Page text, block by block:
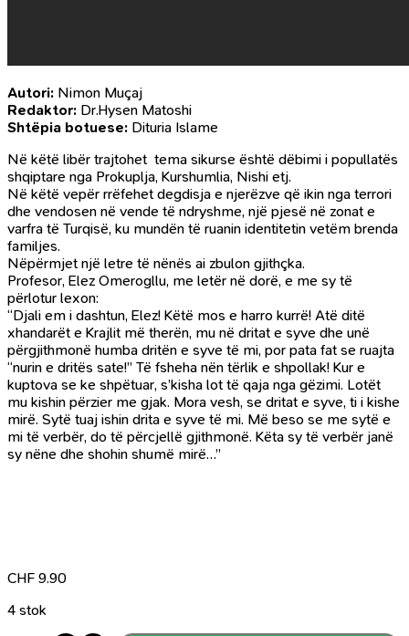
Autori: Nimon Muçaj
Redaktor: Dr.Hysen Matoshi
Shtëpia botuese: Dituria Islame
Në këtë libër trajtohet tema sikurse është dëbimi i popullatës
shqiptare nga Prokuplja, Kurshumlia, Nishi etj.
Në këtë vepër rrëfehet degdisja e njerëzve që ikin nga terrori
dhe vendosen në vende të ndryshme, një pjesë në zonat e
varfra të Turqisë, ku mundën të ruanin identitetin vetëm brenda
familjes.
Nëpërmjet një letre të nënës ai zbulon gjithçka.
Profesor, Elez Omerogllu, me letër në dorë, e me sy të
përlotur lexon:
“Djali em i dashtun, Elez! Këtë mos e harro kurrë! Atë ditë
xhandarët e Krajlit më therën, mu në dritat e syve dhe unë
përgjithmonë humba dritën e syve të mi, por pata fat se ruajta
“nurin e dritës sate!” Të fsheha nën tërlik e shpollak! Kur e
kuptova se ke shpëtuar, s’kisha lot të qaja nga gëzimi. Lotët
mu kishin përzier me gjak. Mora vesh, se dritat e syve, ti i kishe
mirë. Sytë tuaj ishin drita e syve të mi. Më beso se me sytë e
mi të verbër, do të përcjellë gjithmonë. Këta sy të verbër janë
sy nëne dhe shohin shumë mirë…”
CHF 9.90
4 stok